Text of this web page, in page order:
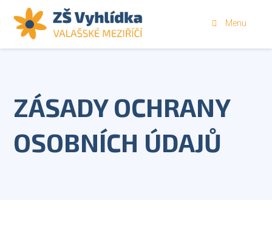
Menu
ZÁSADY OCHRANY
OSOBNÍCH ÚDAJŮ